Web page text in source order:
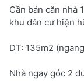
Cần bán căn nhà
khu dân cư hiện
DT: 135m2
Nhà ngay góc 2